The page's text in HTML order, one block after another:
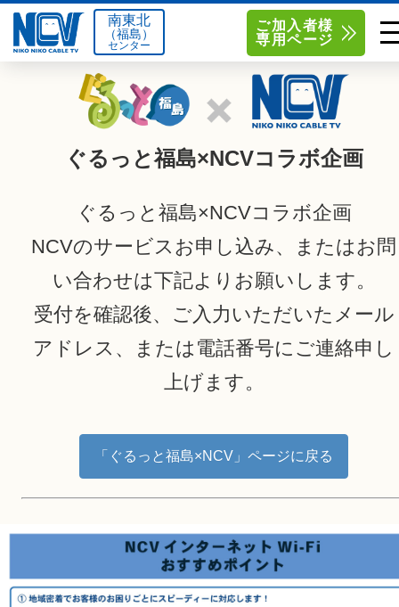
南東北センター（米沢） 0238-24-2525
新潟センター 025-210-1200
単品サービス
料金シミュレーション
サポート
Q&A
採用情報
お申し込み
南東北センター(米沢)
〒992-0044
南東北センター(福島)
〒960-8252
1
函館センター
〒041-0801
新潟センター
〒950-1189
南東北
（福島）
センター
ご加入者様
専用ページ
ぐるっと福島×NCVコラボ企画
ぐるっと福島×NCVコラボ企画
NCVのサービスお申し込み、またはお問
い合わせは下記よりお願いします。
受付を確認後、ご入力いただいたメール
アドレス、または電話番号にご連絡申し
上げます。
「ぐるっと福島×NCV」ページに戻る